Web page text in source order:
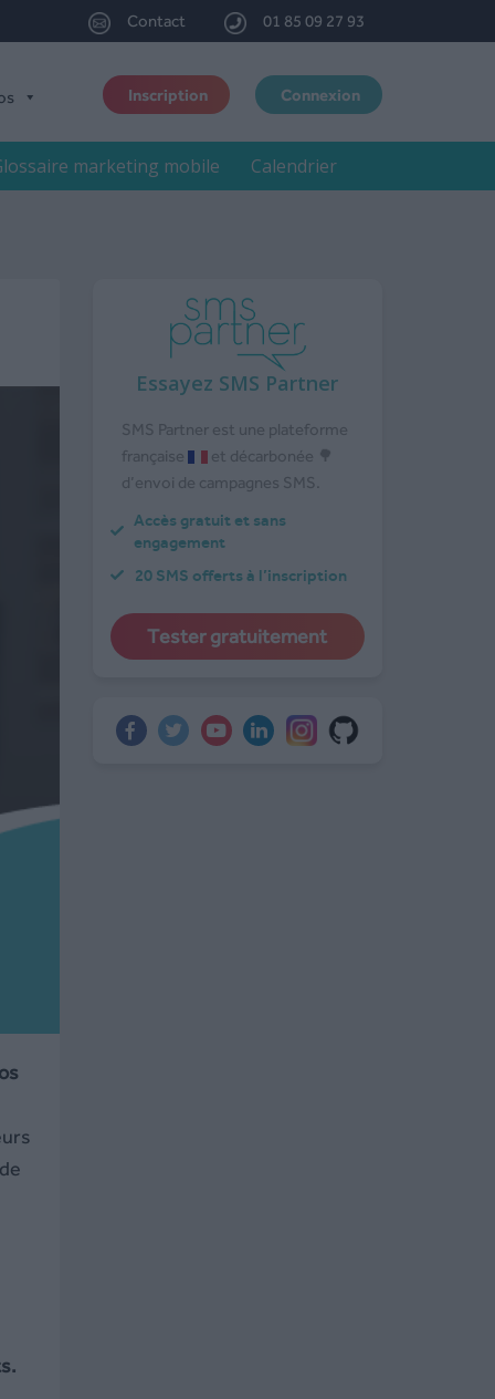
Contact 01 85 09 27 93
Inscription Connexion
marketing mobile Calendrier
Essayez SMS Partner
SMS Partner est une plateforme
française
et décarbonée 🌳
d’envoi de campagnes SMS.
Accès gratuit et sans
engagement
20 SMS offerts à l’inscription
Tester gratuitement